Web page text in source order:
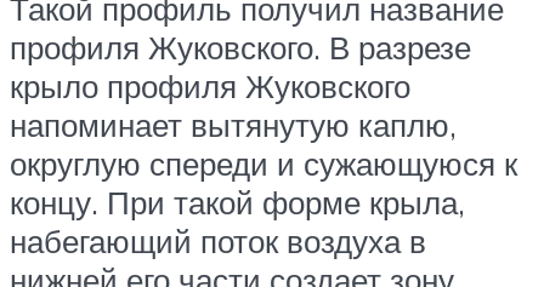
Такой профиль получил название
профиля Жуковского. В разрезе
крыло профиля Жуковского
напоминает вытянутую каплю,
округлую спереди и сужающуюся к
концу. При такой форме крыла,
набегающий поток воздуха в